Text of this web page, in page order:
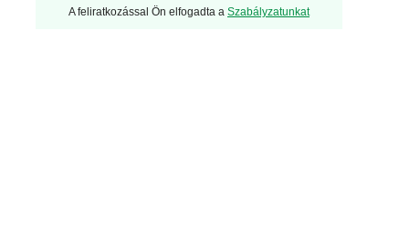
A feliratkozással Ön elfogadta a Szabályzatunkat